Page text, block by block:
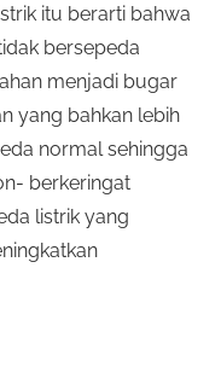
itu berarti bahwa
bersepeda
menjadi bugar
yang bahkan lebih
normal sehingga
berkeringat
listrik yang